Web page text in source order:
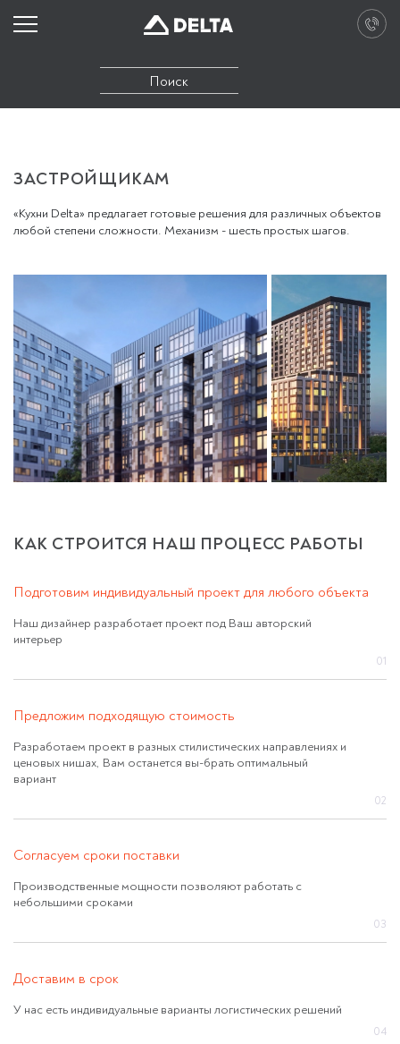
ЗАСТРОЙЩИКАМ
«Кухни Delta» предлагает готовые решения для различных объектов
любой степени сложности. Механизм - шесть простых шагов.
КАК СТРОИТСЯ НАШ ПРОЦЕСС РАБОТЫ
Подготовим индивидуальный проект для любого объекта
Наш дизайнер разработает проект под Ваш авторский
интерьер
01
Предложим подходящую стоимость
Разработаем проект в разных стилистических направлениях и
ценовых нишах, Вам останется вы-брать оптимальный
вариант
02
Согласуем сроки поставки
Производственные мощности позволяют работать с
небольшими сроками
03
Доставим в срок
У нас есть индивидуальные варианты логистических решений
04